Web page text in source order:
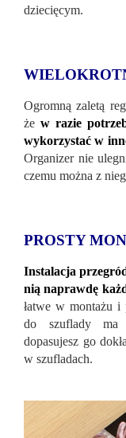
dziecięcym.
Ogromną zaletą
że w razie
wykorzystać w
Organizer nie
czemu można z
PROSTY
Instalacja
nią naprawdę
łatwe w montażu i
do szuflady ma
dopasujesz go
w szufladach.